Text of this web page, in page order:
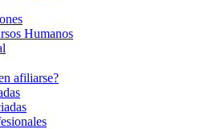
Humanos
afiliarse?